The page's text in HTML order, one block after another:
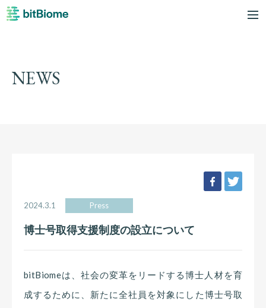
NEWS
facebook
2024.3.1 Press
博士号取得支援制度の設立について
bitBiomeは、社会の変革をリードする博士人材を育
成するために、新たに全社員を対象にした博士号取